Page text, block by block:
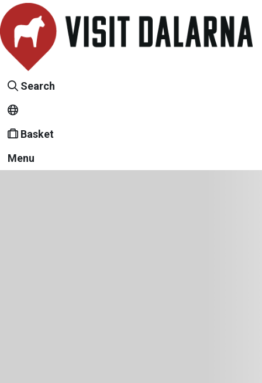
Search
Basket
Menu